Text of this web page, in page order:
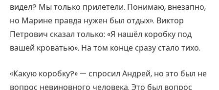
видел? Мы только прилетели. Понимаю, внезапно,
но Марине правда нужен был отдых». Виктор
Петрович сказал только: «Я нашёл коробку под
вашей кроватью». На том конце сразу стало тихо.
«Какую коробку?» — спросил Андрей, но это был не
вопрос невиновного человека. Это был вопрос